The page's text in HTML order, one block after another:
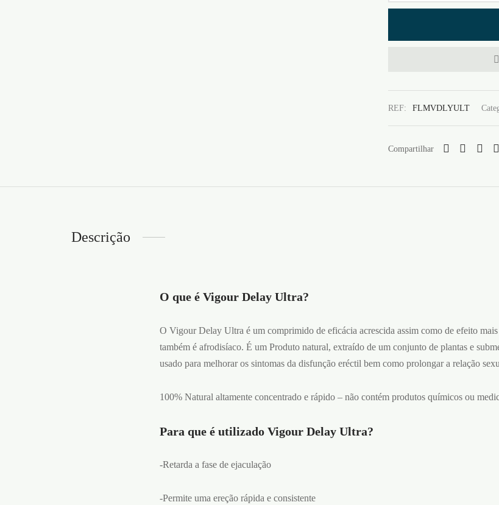
REF: FLMVDLYULT
Compartilhar
Descrição
O que é Vigour Delay Ultra?
O Vigour Delay Ultra é um comprimido de eficácia acrescida assim como de efeito
também é afrodisíaco. É um Produto natural, extraído de um conjunto de plantas e
usado para melhorar os sintomas da disfunção eréctil bem como prolongar a relação
100% Natural altamente concentrado e rápido – não contém produtos químicos ou
Para que é utilizado Vigour Delay Ultra?
-Retarda a fase de ejaculação
-Permite uma ereção rápida e consistente